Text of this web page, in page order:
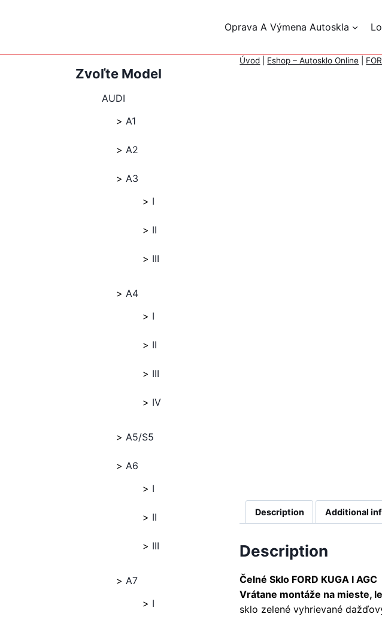
Oprava A Výmena Autoskla
Úvod Eshop – Autosklo Online
Description Additional
Description
Čelné Sklo FORD KUGA I AGC
Vrátane montáže na mieste,
sklo zelené vyhrievané
Zvoľte Model
AUDI
A1
A2
A3
I
II
III
A4
I
II
III
IV
A5/S5
A6
I
II
III
A7
I